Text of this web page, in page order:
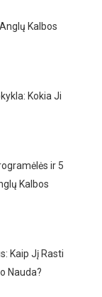
Kalbos
Kokia Ji
ir 5
Kalbos
Kaip Jį Rasti
Nauda?